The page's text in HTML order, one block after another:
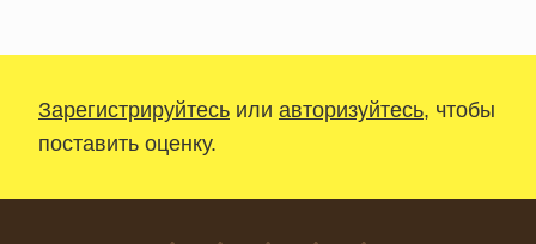
Зарегистрируйтесь или авторизуйтесь, чтобы
поставить оценку.